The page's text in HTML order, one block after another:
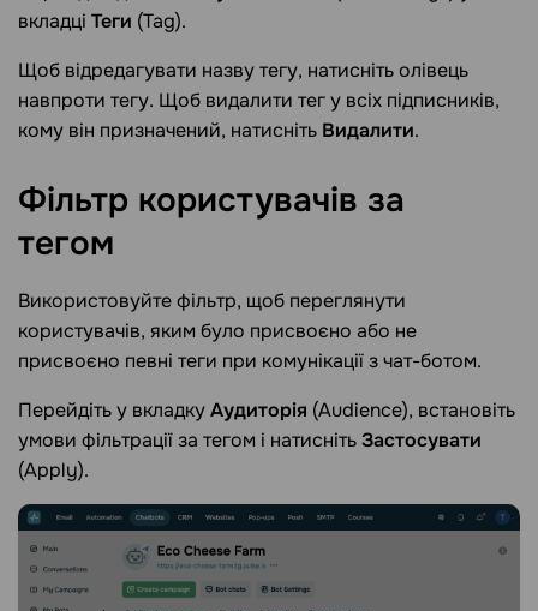
вкладці Теги (Tag).
Щоб відредагувати назву тегу, натисніть олівець
навпроти тегу. Щоб видалити тег у всіх підписників,
кому він призначений, натисніть Видалити.
Фільтр користувачів за
тегом
Використовуйте фільтр, щоб переглянути
користувачів, яким було присвоєно або не
присвоєно певні теги при комунікації з чат-ботом.
Перейдіть у вкладкуАудиторія (Audience), встановіть
умови фільтрації за тегом і натиснітьЗастосувати
(Apply).